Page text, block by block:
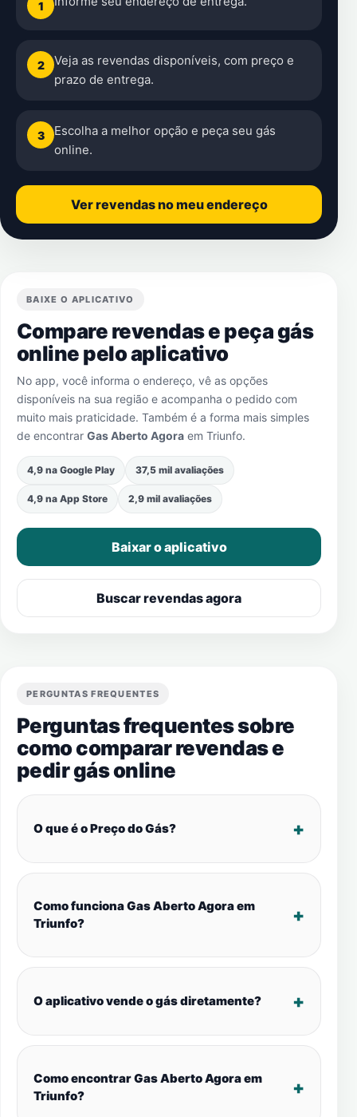
1
2
Veja as revendas disponíveis, com preço e
prazo de entrega.
3
Escolha a melhor opção e peça seu gás
online.
Ver revendas no meu endereço
BAIXE O APLICATIVO
Compare revendas e peça gás
online pelo aplicativo
No app, você informa o endereço, vê as opções
disponíveis na sua região e acompanha o pedido com
muito mais praticidade. Também é a forma mais simples
de encontrar Gas Aberto Agora em Triunfo.
4,9 na Google Play 37,5 mil avaliações
4,9 na App Store 2,9 mil avaliações
Baixar o aplicativo
Buscar revendas agora
PERGUNTAS FREQUENTES
Perguntas frequentes sobre
como comparar revendas e
pedir gás online
O que é o Preço do Gás?
Como funciona Gas Aberto Agora em
Triunfo?
O aplicativo vende o gás diretamente?
Como encontrar Gas Aberto Agora em
Triunfo?